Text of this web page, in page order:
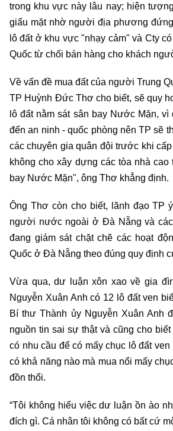
trong khu vực này lâu nay; hiện
giấu mặt nhờ người địa phương
lô đất ở khu vực "nhạy cảm" và Cty
Quốc từ chối bán hàng cho khách
Về vấn đề mua đất của người Trung
TP Huỳnh Đức Thơ cho biết, sẽ quy
lô đất nằm sát sân bay Nước Mặn,
đến an ninh - quốc phòng nên TP sẽ
các chuyên gia quân đội trước khi
không cho xây dựng các tòa nhà
bay Nước Mặn", ông Thơ khẳng định.
Ông Thơ còn cho biết, lãnh đạo TP
người nước ngoài ở Đà Nẵng và
đang giám sát chặt chẽ các hoạt
Quốc ở Đà Nẵng theo đúng quy định
Vừa qua, dư luận xôn xao về gia
Nguyễn Xuân Anh có 12 lô đất ven
Bí thư Thành ủy Nguyễn Xuân Anh
nguồn tin sai sự thật và cũng cho
có nhu cầu để có mấy chục lô đất
có khả năng nào mà mua nổi mấy
đồn thổi.
“Tôi không hiểu việc dư luận ồn ào
đích gì. Cá nhân tôi không có bất cứ